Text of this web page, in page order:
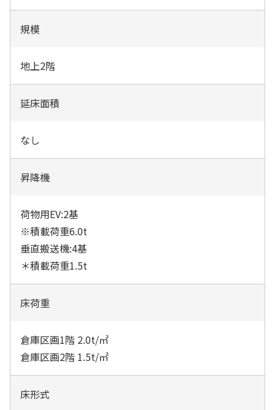
規模
地上2階
延床面積
なし
昇降機
荷物用EV:2基
※積載荷重6.0t
垂直搬送機:4基
＊積載荷重1.5t
床荷重
倉庫区画1階 2.0t/㎡
倉庫区画2階 1.5t/㎡
床形式